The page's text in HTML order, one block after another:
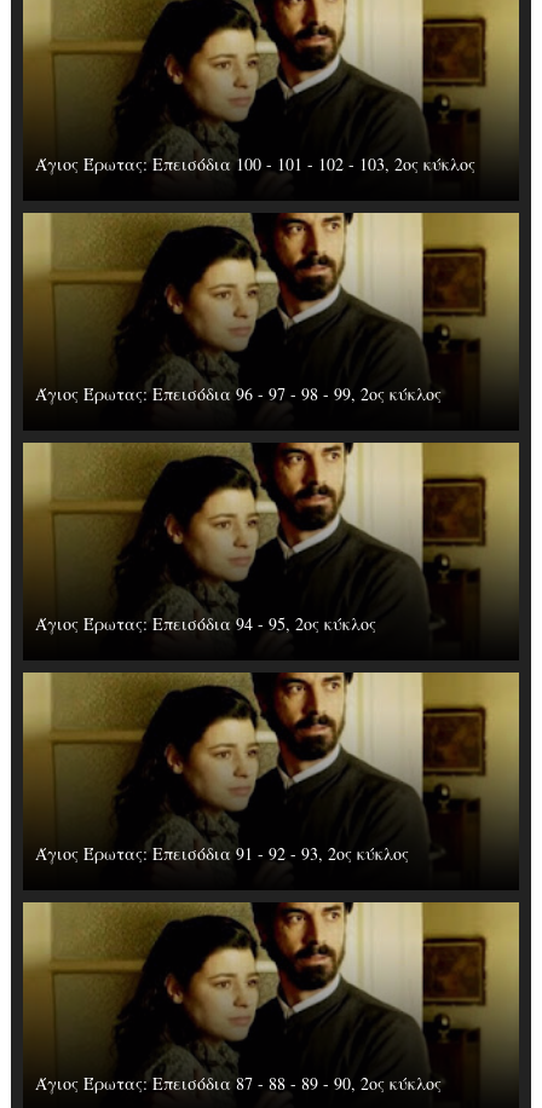
Άγιος Έρωτας: Επεισόδια 100 - 101 - 102 - 103, 2ος κύκλος
Άγιος Έρωτας: Επεισόδια 96 - 97 - 98 - 99, 2ος κύκλος
Άγιος Έρωτας: Επεισόδια 94 - 95, 2ος κύκλος
Άγιος Έρωτας: Επεισόδια 91 - 92 - 93, 2ος κύκλος
Άγιος Έρωτας: Επεισόδια 87 - 88 - 89 - 90, 2ος κύκλος